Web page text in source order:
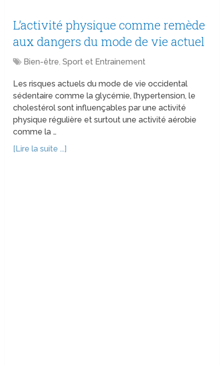
L’activité physique comme remède
aux dangers du mode de vie actuel
Bien-être,Sport et Entrainement
Les risques actuels du mode de vie occidental
sédentaire comme la glycémie, l’hypertension, le
cholestérol sont influençables par une activité
physique régulière et surtout une activité aérobie
comme la …
[Lire la suite ...]